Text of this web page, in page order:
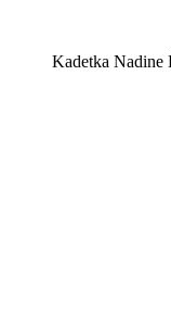
Kadetka Nadine